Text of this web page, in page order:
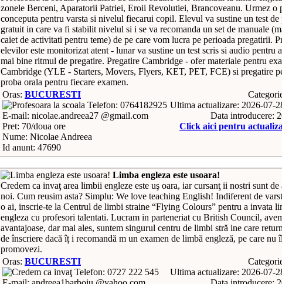
zonele Berceni, Aparatorii Patriei, Eroii Revolutiei, Brancoveanu. Urmez o
conceputa pentru varsta si nivelul fiecarui copil. Elevul va sustine un test de
gratuit in care va fi stabilit nivelul si i se va recomanda un set de manuale
caiet de activitati pentru teme) de pe care vom lucra pe perioada pregatirii.
elevilor este monitorizat atent - lunar va sustine un test scris si audio pentru
mai bine ritmul de pregatire. Pregatire Cambridge - ofer materiale pentru
Cambridge (YLE - Starters, Movers, Flyers, KET, PET, FCE) si pregatire
proba orala pentru fiecare examen.
Oras: BUCURESTI
Telefon: 0764182925
E-mail: nicolae.andreea27 @gmail.com
Pret: 70/doua ore
Nume: Nicolae Andreea
Id anunt: 47690
Ultima actualizare: 2026-07-
Data introducere:
Click aici pentru
Limba engleza este usoara!
Credem ca invaţ area limbii engleze este uş oara, iar cursanţ ii nostri sunt de
noi. Cum reusim asta? Simplu: We love teaching English! Indiferent de
o ai, inscrie-te la Centrul de limbi straine “Flying Colours” pentru a invata
engleza cu profesori talentati. Lucram in parteneriat cu British Council,
avantajoase, dar mai ales, suntem singurul centru de limbi stră ine care
de înscriere dacă îț i recomandă m un examen de limbă engleză, pe care nu îl
promovezi.
Oras: BUCURESTI
Telefon: 0727 222 545
Ultima actualizare: 2026-07-